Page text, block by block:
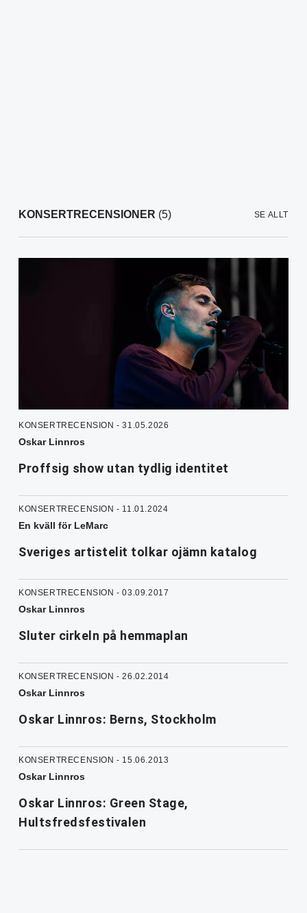
KONSERTRECENSIONER (5) SE ALLT
KONSERTRECENSION - 31.05.2026
Oskar Linnros
Proffsig show utan tydlig identitet
KONSERTRECENSION - 11.01.2024
En kväll för LeMarc
Sveriges artistelit tolkar ojämn katalog
KONSERTRECENSION - 03.09.2017
Oskar Linnros
Sluter cirkeln på hemmaplan
KONSERTRECENSION - 26.02.2014
Oskar Linnros
Oskar Linnros: Berns, Stockholm
KONSERTRECENSION - 15.06.2013
Oskar Linnros
Oskar Linnros: Green Stage,
Hultsfredsfestivalen